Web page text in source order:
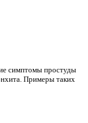
симптомы простуды
Примеры таких